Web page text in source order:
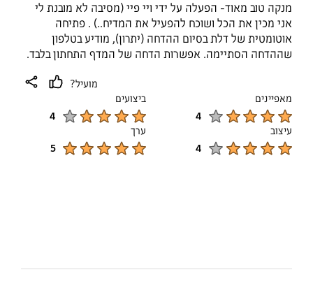
מנקה טוב מאוד- הפעלה על ידי ויי פיי (מסיבה לא מובנת לי
אני מכין את הכל ושוכח להפעיל את המדיח..) . פתיחה
אוטומטית של דלת בסיום ההדחה (יתרון), מודיע בטלפון
שההדחה הסתיימה. אפשרות הדחה של המדף התחתון בלבד.
מועיל?
up
מאפיינים
4
ביצועים
4
עיצוב
4
ערך
5